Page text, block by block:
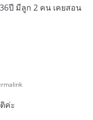
ปี มีลูก 2 คน เคยสอน
ค่ะ